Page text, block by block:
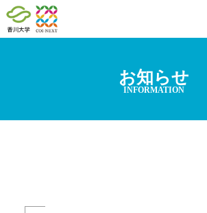
お知らせ
INFORMATION